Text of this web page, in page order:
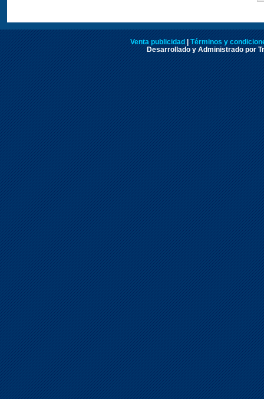
Venta publicidad
Términos y
Desarrollado y Administrado por